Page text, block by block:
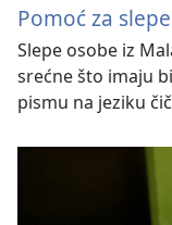
Pomoć za
Slepe osobe iz
srećne što imaju
pismu na jeziku